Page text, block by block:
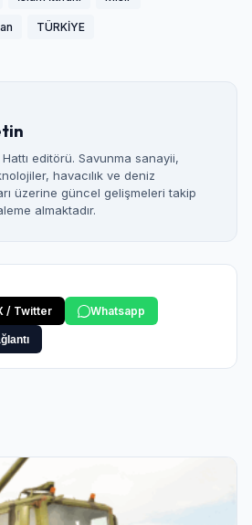
TÜRKİYE
editörü. Savunma sanayii,
havacılık ve deniz
üzerine güncel gelişmeleri takip
almaktadır.
/ Twitter Whatsapp